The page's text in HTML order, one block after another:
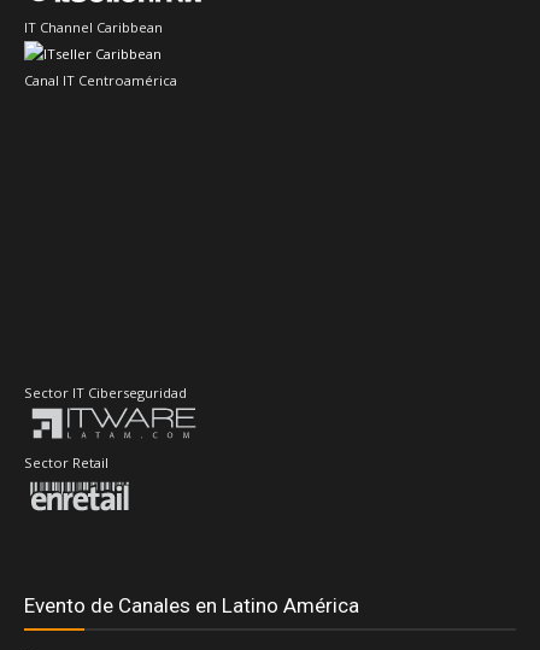
IT Channel Caribbean
Canal IT Centroamérica
Sector IT Ciberseguridad
Sector Retail
Evento de Canales en Latino América